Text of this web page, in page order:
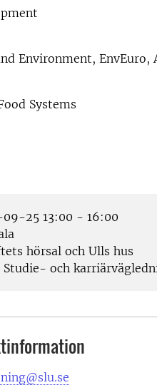
Environment,
Systems
09-25 13:00 - 16:00
hörsal och Ulls hus
Studie- och